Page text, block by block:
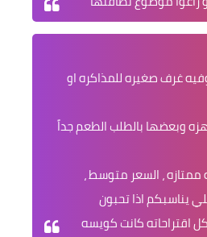
وفيه غرف صغيره للمذاكره او
وبعضها بالطلب الطعم جداً
ممتازه ، السعر متوسط ،
يناسبكم اذا تحبون
اقتراحاته كانت كويسه